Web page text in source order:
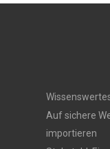
Auf sichere
importieren